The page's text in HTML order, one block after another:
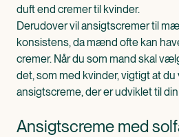
duft end cremer til kvinder.
Derudover vil ansigtscremer til
konsistens, da mænd ofte kan
cremer. Når du som mand skal
det, som med kvinder, vigtigt at
ansigtscreme, der er udviklet til
Ansigtscreme med